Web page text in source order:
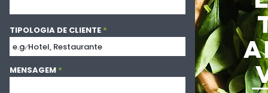
TIPOLOGIA DE CLIENTE
MENSAGEM